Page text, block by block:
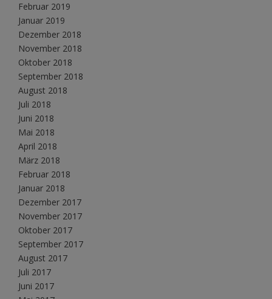
Februar 2019
Januar 2019
Dezember 2018
November 2018
Oktober 2018
September 2018
August 2018
Juli 2018
Juni 2018
Mai 2018
April 2018
März 2018
Februar 2018
Januar 2018
Dezember 2017
November 2017
Oktober 2017
September 2017
August 2017
Juli 2017
Juni 2017